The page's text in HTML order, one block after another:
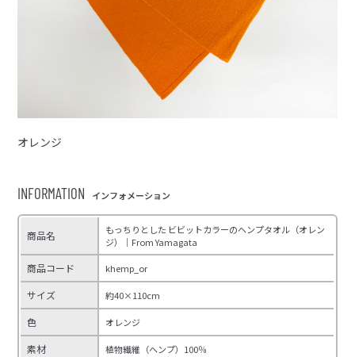
オレンジ
INFORMATION インフォメーション
商品名
もっちりとした ビビットカラーのヘンプタオル（オレン
ジ）｜From Yamagata
商品コード khemp_or
サイズ 約40×110cm
色 オレンジ
素材 植物繊維（ヘンプ）100％